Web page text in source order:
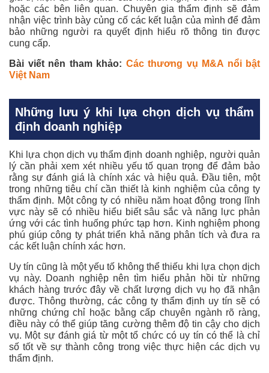
hoặc các bên liên quan. Chuyên gia thẩm định sẽ đảm
nhận việc trình bày củng cố các kết luận của mình để đảm
bảo những người ra quyết định hiểu rõ thông tin được
cung cấp.
Bài viết nên tham khảo: Các thương vụ M&A nổi bật
Việt Nam
Những lưu ý khi lựa chọn dịch vụ thẩm
định doanh nghiệp
Khi lựa chọn dịch vụ thẩm định doanh nghiệp, người quản
lý cần phải xem xét nhiều yếu tố quan trọng để đảm bảo
rằng sự đánh giá là chính xác và hiệu quả. Đầu tiên, một
trong những tiêu chí cần thiết là kinh nghiệm của công ty
thẩm định. Một công ty có nhiều năm hoạt động trong lĩnh
vực này sẽ có nhiều hiểu biết sâu sắc và năng lực phản
ứng với các tình huống phức tạp hơn. Kinh nghiệm phong
phú giúp công ty phát triển khả năng phân tích và đưa ra
các kết luận chính xác hơn.
Uy tín cũng là một yếu tố không thể thiếu khi lựa chọn dịch
vụ này. Doanh nghiệp nên tìm hiểu phản hồi từ những
khách hàng trước đây về chất lượng dịch vụ họ đã nhận
được. Thông thường, các công ty thẩm định uy tín sẽ có
những chứng chỉ hoặc bằng cấp chuyên ngành rõ ràng,
điều này có thể giúp tăng cường thêm độ tin cậy cho dịch
vụ. Một sự đánh giá từ một tổ chức có uy tín có thể là chỉ
số tốt về sự thành công trong việc thực hiện các dịch vụ
thẩm định.